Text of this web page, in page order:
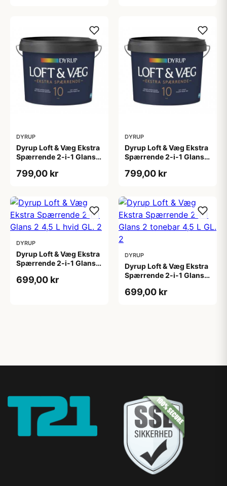
DYRUP
Dyrup Loft & Væg Ekstra
Spærrende 2-i-1 Glans
799,00 kr
DYRUP
Dyrup Loft & Væg Ekstra
Spærrende 2-i-1 Glans
799,00 kr
DYRUP
Dyrup Loft & Væg Ekstra
Spærrende 2-i-1 Glans 2
699,00 kr
DYRUP
Dyrup Loft & Væg Ekstra
Spærrende 2-i-1 Glans 2
699,00 kr